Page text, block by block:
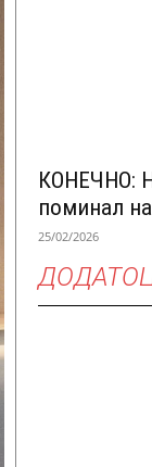
КОНЕЧНО:
поминал
25/02/2026